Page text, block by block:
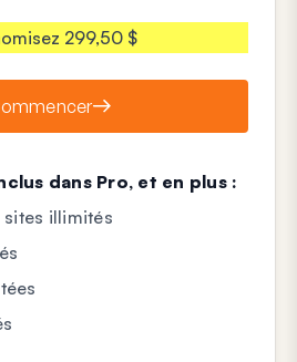
299,50 $
dans Pro, et en plus :
illimités